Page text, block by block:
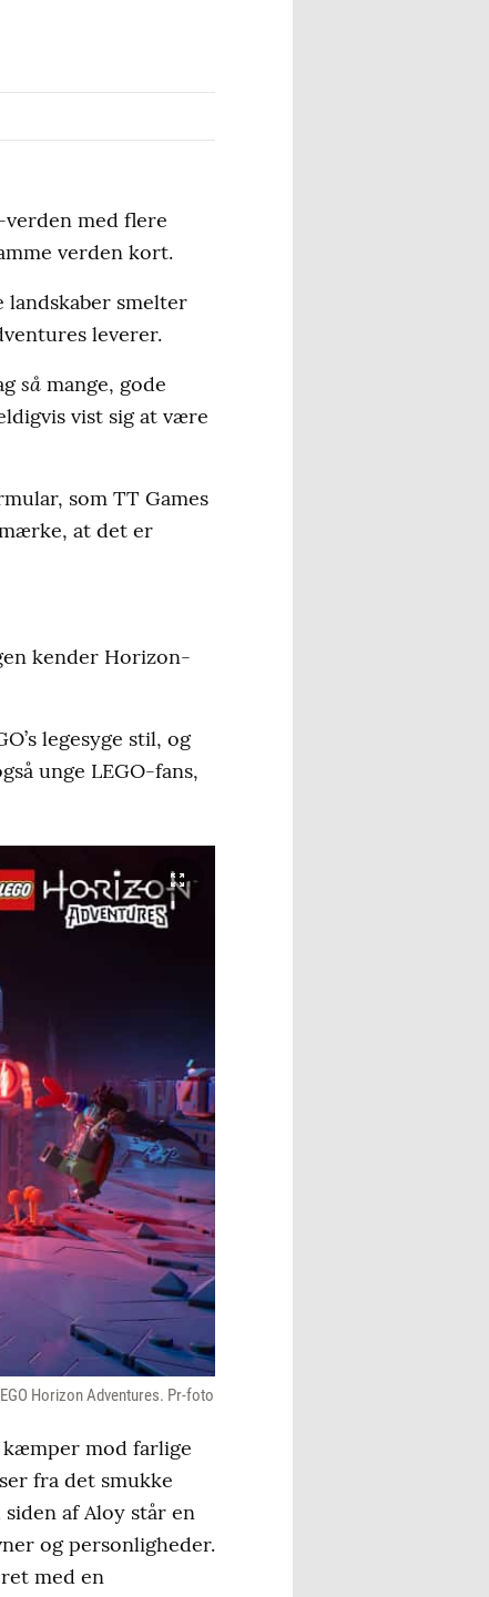
med flere
verden kort.
landskaber smelter
leverer.
så mange, gode
vist sig at være
som TT Games
at det er
kender Horizon-
legesyge stil, og
unge LEGO-fans,
Horizon Adventures. Pr-foto
kæmper mod farlige
fra det smukke
af Aloy står en
og personligheder.
med en